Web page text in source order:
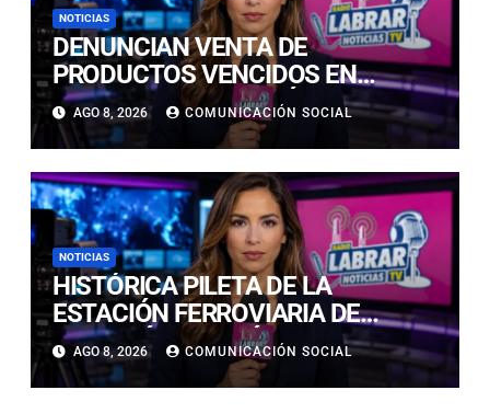
NOTICIAS
DENUNCIAN VENTA DE
PRODUCTOS VENCIDOS EN
LOCALES DE COPIAPÓ:
FISCALIZACIÓN CONFIRMA
HALLAZGOS
AGO 8, 2026 COMUNICACIÓN SOCIAL
NOTICIAS
HISTÓRICA PILETA DE LA
ESTACIÓN FERROVIARIA DE
COPIAPÓ RESULTÓ GRAVEMENTE
DAÑADA TRAS SER IMPACTADA
POR UN VEHÍCULO
AGO 8, 2026 COMUNICACIÓN SOCIAL